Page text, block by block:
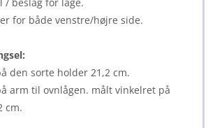
/ beslag for låge.
for både venstre/højre side.
den sorte holder 21,2 cm.
arm til ovnlågen. målt vinkelret på
cm.